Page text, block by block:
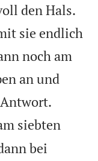
den Hals.
sie endlich
noch am
an und
siebten
bei